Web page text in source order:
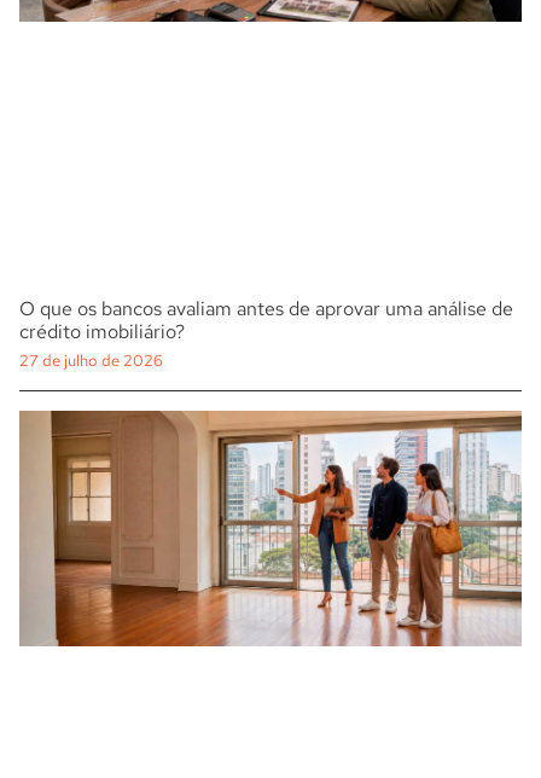
O que os bancos avaliam antes de aprovar uma análise de
crédito imobiliário?
27 de julho de 2026